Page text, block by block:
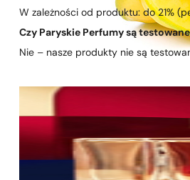
W zależności od produktu: do 21%
Czy Paryskie Perfumy są
Nie – nasze produkty nie są